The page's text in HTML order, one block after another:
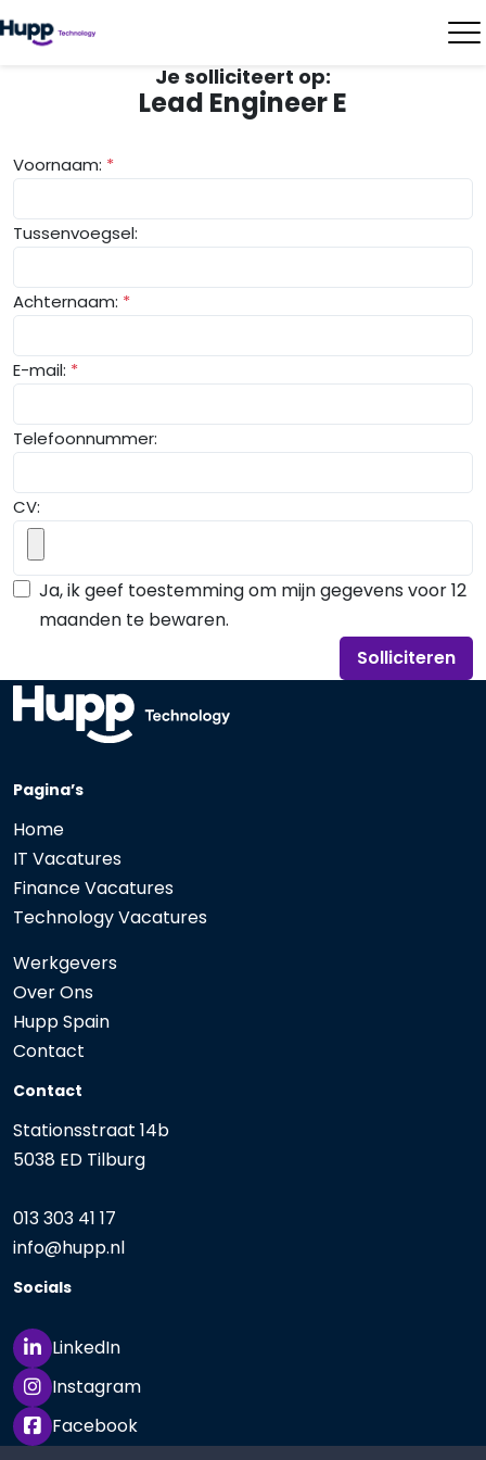
Je solliciteert op:
Lead Engineer E
Voornaam: *
Tussenvoegsel:
Achternaam: *
E-mail: *
Telefoonnummer:
CV:
Ja, ik geef toestemming om mijn gegevens voor 12
maanden te bewaren.
Solliciteren
Pagina’s
Home
IT Vacatures
Finance Vacatures
Technology Vacatures
Werkgevers
Over Ons
Hupp Spain
Contact
Contact
Stationsstraat 14b
5038 ED Tilburg
013 303 41 17
info@hupp.nl
Socials
LinkedIn
Instagram
Facebook